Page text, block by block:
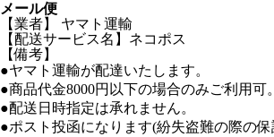
メール便
【業者】 ヤマト運輸
【配送サービス名】ネコポス
【備考】
●ヤマト運輸が配達いたします。
●商品代金8000円以下の場合のみご利用可。
●配送日時指定は承れません。
●ポスト投函になります(紛失盗難の際の